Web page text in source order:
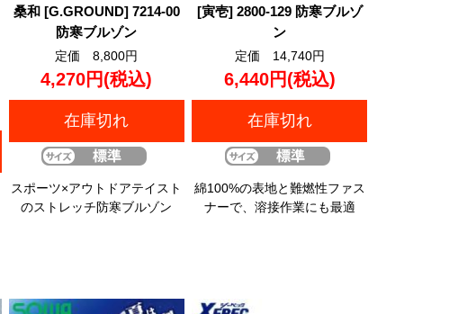
桑和 [G.GROUND] 7214-00
防寒ブルゾン
定価 8,800円
4,270円(税込)
在庫切れ
スポーツ×アウトドアテイスト
のストレッチ防寒ブルゾン
[寅壱] 2800-129 防寒ブルゾ
ン
定価 14,740円
6,440円(税込)
在庫切れ
綿100%の表地と難燃性ファス
ナーで、溶接作業にも最適